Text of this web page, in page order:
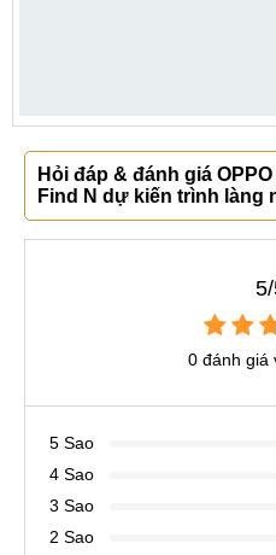
Hỏi đáp & đánh giá
Find N dự kiến trình làng
0 đánh giá
5 Sao
4 Sao
3 Sao
2 Sao